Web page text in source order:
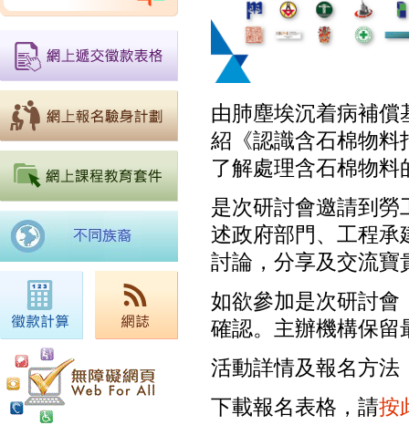
由肺塵埃沉着病補償
紹《認識含石棉物料
了解處理含石棉物料
是次研討會邀請到勞
述政府部門、工程承
討論，分享及交流寶
如欲參加是次研討會
確認。主辦機構保留
活動詳情及報名方法
下載報名表格，請按